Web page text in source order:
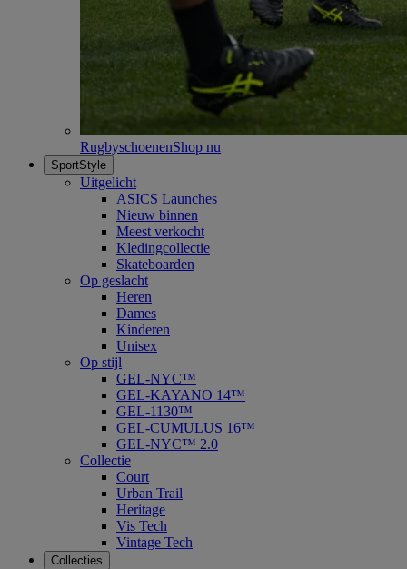
RugbyschoenenShop nu
SportStyle
Uitgelicht
ASICS Launches
Nieuw binnen
Meest verkocht
Kledingcollectie
Skateboarden
Op geslacht
Heren
Dames
Kinderen
Unisex
Op stijl
GEL-NYC™
GEL-KAYANO 14™
GEL-1130™
GEL-CUMULUS 16™
GEL-NYC™ 2.0
Collectie
Court
Urban Trail
Heritage
Vis Tech
Vintage Tech
Collecties